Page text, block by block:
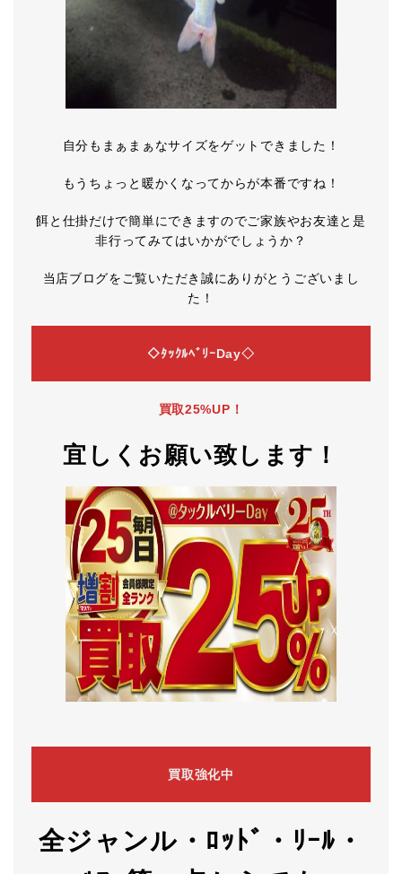
自分もまぁまぁなサイズをゲットできました！
もうちょっと暖かくなってからが本番ですね！
餌と仕掛だけで簡単にできますのでご家族やお友達と是
非行ってみてはいかがでしょうか？
当店ブログをご覧いただき誠にありがとうございまし
た！
◇ﾀｯｸﾙﾍﾞﾘｰDay◇
買取25%UP！
宜しくお願い致します！
買取強化中
全ジャンル・ﾛｯﾄﾞ・ﾘｰﾙ・